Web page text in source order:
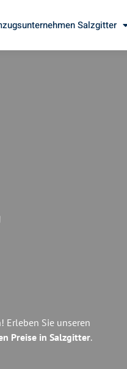
Salzgitter
Erleben Sie unseren
Preise in Salzgitter.